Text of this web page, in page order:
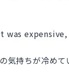
expensive,
気持ちが冷め